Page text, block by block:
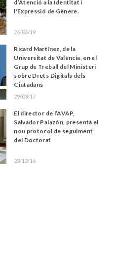
d’Atenció a la Identitat i
l'Expressió de Gènere.
26/06/19
Ricard Martínez, de la
Universitat de València, en el
Grup de Treball del Ministeri
sobre Drets Digitals dels
Ciutadans
29/03/17
El director de l’AVAP,
Salvador Palazón, presenta el
nou protocol de seguiment
del Doctorat
23/12/16